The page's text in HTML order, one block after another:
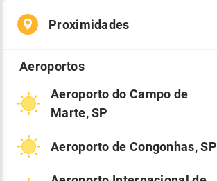
Proximidades
Aeroporto do Campo de
Marte, SP
Aeroporto de Congonhas, SP